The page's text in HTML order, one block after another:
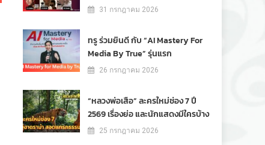
31 กรกฎาคม 2026
ทรู ร่วมยินดี กับ “AI Mastery For
Media By True” รุ่นแรก
26 กรกฎาคม 2026
“หลวงพ่อเสือ” ละครใหม่ช่อง 7 ปี
2569 เรื่องย่อ และนักแสดงมีใครบ้าง
25 กรกฎาคม 2026